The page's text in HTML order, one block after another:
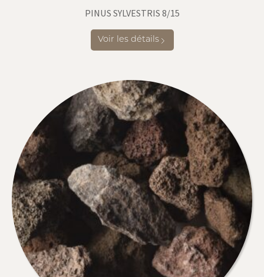
PINUS SYLVESTRIS 8/15
Voir les détails